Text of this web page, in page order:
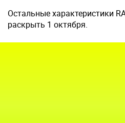
Остальные характеристики
раскрыть 1 октября.